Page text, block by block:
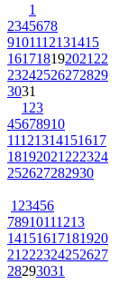
1
2345678
9101112131415
161718192021 22
23242526272829
3031
1 23
45678910
11121314151617
18192021 222324
252627282930
1 23456
78910111213
14151617181920
21 222324252627
28293031